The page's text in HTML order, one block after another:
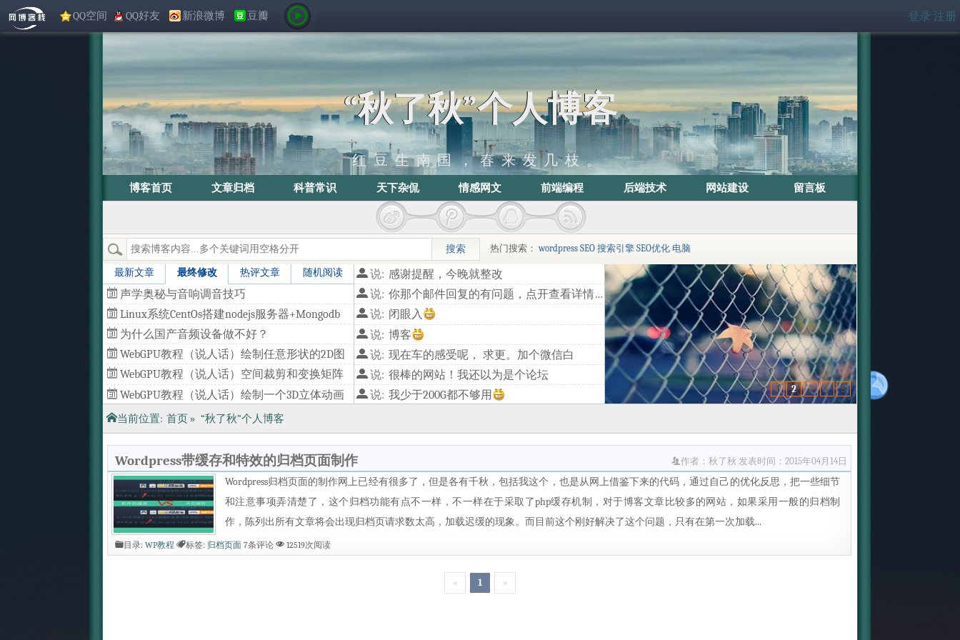
QQ空间 QQ好友 新浪微博 豆瓣 登录 注册
“秋了秋”个人博客
红豆生南国，春来发几枝。
博客首页 文章归档 科普常识 天下杂侃 情感网文 前端编程 后端技术 网站建设 留言板
热门搜索：wordpress SEO 搜索引擎 SEO优化 电脑
最新文章 最终修改 热评文章 随机阅读
声学奥秘与音响调音技巧
Linux系统CentOs搭建nodejs服务器+Mongodb
为什么国产音频设备做不好？
WebGPU教程（说人话）绘制任意形状的2D图
形（一）
WebGPU教程（说人话）空间裁剪和变换矩阵
（四）
WebGPU教程（说人话）绘制一个3D立体动画
（三）
WebGPU教程（说人话）批量绘制几何图形
（二）
说: 感谢提醒，今晚就整改
说:
你那个邮件回复的有问题，点开查看详情，链接是**/514.html，代码输出有问题，估计后面换到blog目录里面了
说: 闭眼入
说: 博客
说: 现在车的感受呢， 求更。加个微信白
说: 很棒的网站！我还以为是个论坛
说: 我少于200G都不够用
1 2 3 4 5
当前位置: 首页» “秋了秋”个人博客
Wordpress带缓存和特效的归档页面制作 作者：秋了秋发表时间：2015年04月14日
Wordpress归档页面的制作网上已经有很多了，但是各有千秋，包括我这个，也是从网上借鉴下来的代码，通过自己的优化反思，把一些细节
和注意事项弄清楚了，这个归档功能有点不一样，不一样在于采取了php缓存机制，对于博客文章比较多的网站，如果采用一般的归档制
作，陈列出所有文章将会出现归档页请求数太高，加载迟缓的现象。而目前这个刚好解决了这个问题，只有在第一次加载...
目录: WP教程 标签: 归档页面 7条评论 12519次阅读
« 1 »